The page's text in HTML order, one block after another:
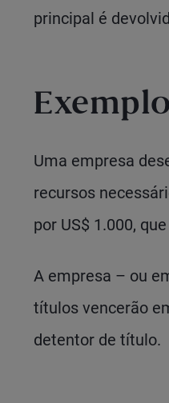
principal é
Uma empresa
recursos
por US$ 1.000,
A empresa – ou
títulos vencerão
detentor de título.